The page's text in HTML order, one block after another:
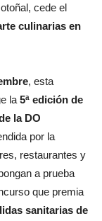
cede el
culinarias en
, esta
la 5ª edición de
la DO
por la
restaurantes y
a prueba
que premia
sanitarias de